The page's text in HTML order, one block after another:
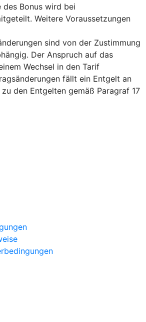
des Bonus wird bei
Weitere Voraussetzungen
sind von der Zustimmung
Der Anspruch auf das
Wechsel in den Tarif
fällt ein Entgelt an
zu den Entgelten gemäß Paragraf 17